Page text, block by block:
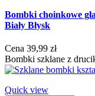
Bombki choinkowe
Biały Błysk
Cena 39,99 zł
Bombki szklane z
Quick view